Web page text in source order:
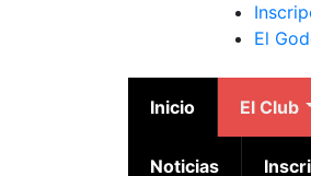
El
Inicio El Club
Noticias